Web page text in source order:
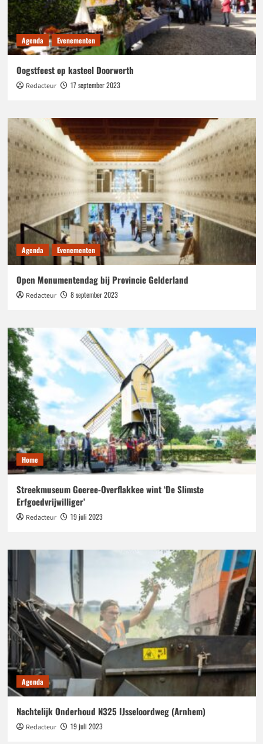
Agenda Evenementen
Oogstfeest op kasteel Doorwerth
Redacteur 17 september 2023
Agenda Evenementen
Open Monumentendag bij Provincie Gelderland
Redacteur 8 september 2023
Home
Streekmuseum Goeree-Overflakkee wint ‘De Slimste
Erfgoedvrijwilliger’
Redacteur 19 juli 2023
Agenda
Nachtelijk Onderhoud N325 IJsseloordweg (Arnhem)
Redacteur 19 juli 2023